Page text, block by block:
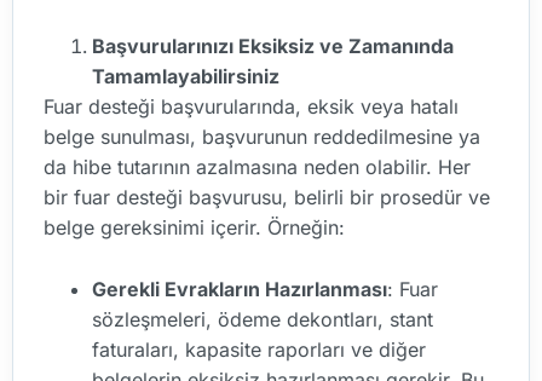
Başvurularınızı Eksiksiz ve Zamanında
Tamamlayabilirsiniz
Fuar desteği başvurularında, eksik veya hatalı
belge sunulması, başvurunun reddedilmesine ya
da hibe tutarının azalmasına neden olabilir. Her
bir fuar desteği başvurusu, belirli bir prosedür ve
belge gereksinimi içerir. Örneğin:
Gerekli Evrakların Hazırlanması: Fuar
sözleşmeleri, ödeme dekontları, stant
faturaları, kapasite raporları ve diğer